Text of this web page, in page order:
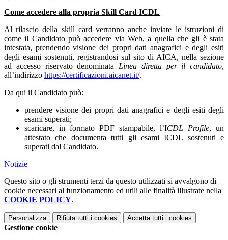
Come accedere alla propria Skill Card ICDL
Al rilascio della skill card verranno anche inviate le istruzioni di
come il Candidato può accedere via Web, a quella che gli è stata
intestata, prendendo visione dei propri dati anagrafici e degli esiti
degli esami sostenuti, registrandosi sul sito di AICA, nella sezione
ad accesso riservato denominata Linea diretta per il candidato,
all’indirizzo https://certificazioni.aicanet.it/.
Da qui il Candidato può:
prendere visione dei propri dati anagrafici e degli esiti degli
esami superati;
scaricare, in formato PDF stampabile, l’ICDL Profile, un
attestato che documenta tutti gli esami ICDL sostenuti e
superati dal Candidato.
Notizie
Questo sito o gli strumenti terzi da questo utilizzati si avvalgono di
cookie necessari al funzionamento ed utili alle finalità illustrate nella
COOKIE POLICY.
Personalizza Rifiuta tutti i cookies Accetta tutti i cookies
Gestione cookie